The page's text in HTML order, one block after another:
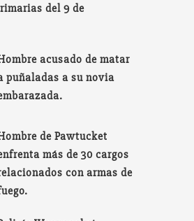
del 9 de
acusado de matar
puñaladas a su novia
de Pawtucket
más de 30 cargos
con armas de